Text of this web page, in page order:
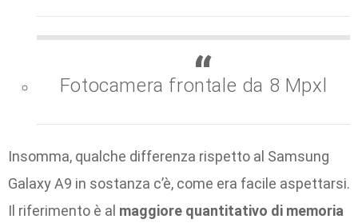
Fotocamera frontale da 8 Mpxl
Insomma, qualche differenza rispetto al Samsung
Galaxy A9 in sostanza c’è, come era facile aspettarsi.
Il riferimento è al maggiore quantitativo di memoria